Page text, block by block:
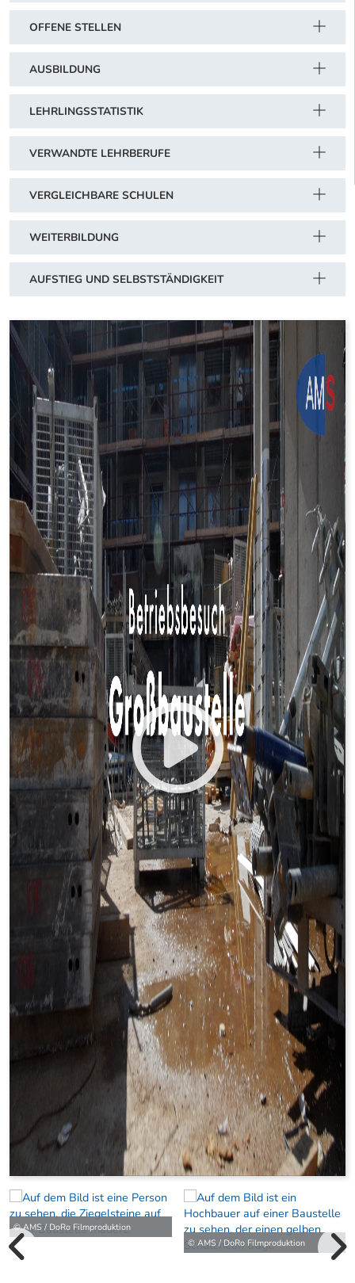
OFFENE STELLEN
AUSBILDUNG
LEHRLINGSSTATISTIK
VERWANDTE LEHRBERUFE
VERGLEICHBARE SCHULEN
WEITERBILDUNG
AUFSTIEG UND SELBSTSTÄNDIGKEIT
© AMS / DoRo Filmproduktion
© AMS / DoRo Filmproduktion